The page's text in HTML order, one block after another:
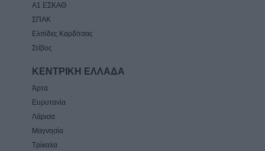
Α1 ΕΣΚΑΘ
ΣΠΑΚ
Ελπίδες Καρδίτσας
Στίβος
ΚΕΝΤΡΙΚΗ ΕΛΛΑΔΑ
Άρτα
Ευρυτανία
Λάρισα
Μαγνησία
Τρίκαλα